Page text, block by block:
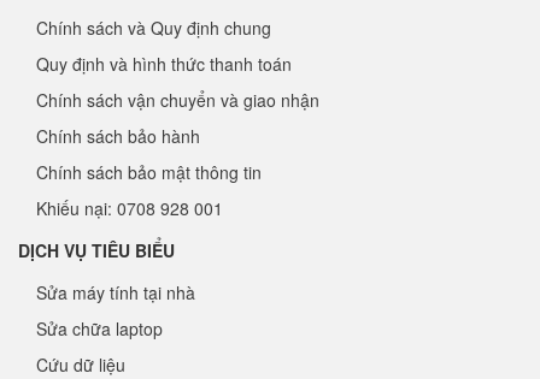
Chính sách và Quy định chung
Quy định và hình thức thanh toán
Chính sách vận chuyển và giao nhận
Chính sách bảo hành
Chính sách bảo mật thông tin
Khiếu nại: 0708 928 001
DỊCH VỤ TIÊU BIỂU
Sửa máy tính tại nhà
Sửa chữa laptop
Cứu dữ liệu